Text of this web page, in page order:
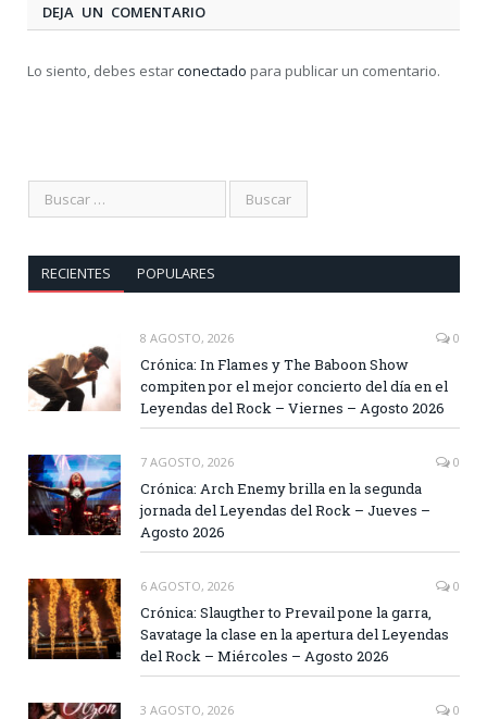
DEJA UN COMENTARIO
Lo siento, debes estarconectado para publicar un comentario.
RECIENTES POPULARES
8 AGOSTO, 2026 0
Crónica: In Flames y The Baboon Show
compiten por el mejor concierto del día en el
Leyendas del Rock – Viernes – Agosto 2026
7 AGOSTO, 2026 0
Crónica: Arch Enemy brilla en la segunda
jornada del Leyendas del Rock – Jueves –
Agosto 2026
6 AGOSTO, 2026 0
Crónica: Slaugther to Prevail pone la garra,
Savatage la clase en la apertura del Leyendas
del Rock – Miércoles – Agosto 2026
3 AGOSTO, 2026 0